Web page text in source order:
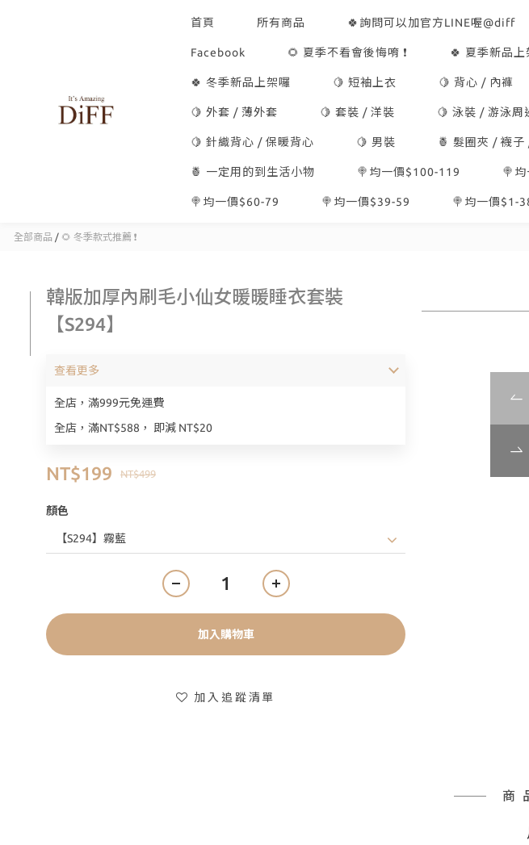
首頁 所有商品 🍀詢問可以加官方LINE喔@diff
Facebook 🌻 夏季不看會後悔唷 ❗ 🍀 夏季新品上
🍀 冬季新品上架囉 🍋 短袖上衣 🍋 背心 / 內褲
🍋 外套 / 薄外套 🍋 套裝 / 洋裝 🍋 泳裝 / 游泳周
🍋 針織背心 / 保暖背心 🍋 男裝 🍍 髮圈夾 / 襪子
🍍 一定用的到生活小物 🍭均一價$100-119 🍭
🍭均一價$60-79 🍭均一價$39-59 🍭均一價$1-
全部商品 / 🌻 冬季款式推薦 ❗
韓版加厚內刷毛小仙女暖暖睡衣套裝
【S294】
全店，滿999元免運費
全店，滿NT$588， 即減 NT$20
查看更多
NT$499
NT$199
顏色
加入購物車
加入追蹤清單
商